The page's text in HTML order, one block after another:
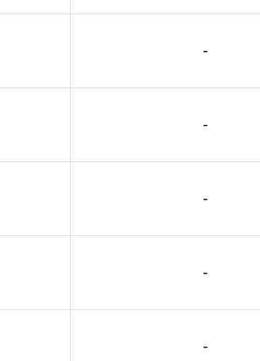
-
-
-
-
-